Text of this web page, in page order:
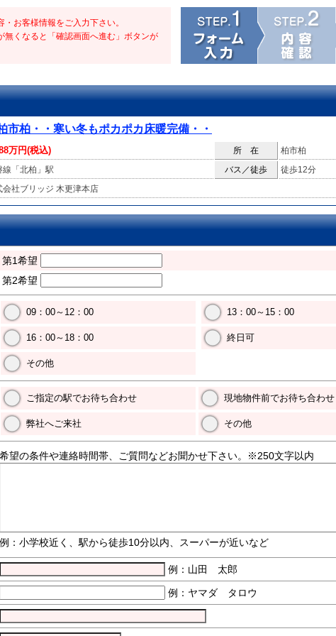
・お客様情報をご入力下さい。
無くなると「確認画面へ進む」ボタンが
柏・・寒い冬もポカポカ床暖完備・・
万円(税込) 所 在
柏市柏
線「北柏」駅 バス／徒歩
徒歩12分
会社ブリッジ 木更津本店
第1希望
第2希望
09：00～12：00 13：00～15：00
16：00～18：00 終日可
その他
ご指定の駅でお待ち合わせ 現地物件前でお待ち合わせ
弊社へご来社 その他
希望の条件や連絡時間帯、ご質問などお聞かせ下さい。※250文字以内
例：小学校近く、駅から徒歩10分以内、スーパーが近いなど
例：山田 太郎
例：ヤマダ タロウ